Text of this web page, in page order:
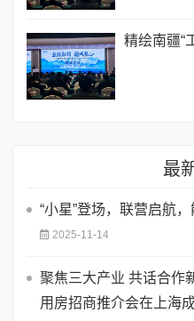
精绘南疆“
最
“小星”登场，联营启航
2025-11-14
聚焦三大产业 共话合作
用房招商推介会在上海